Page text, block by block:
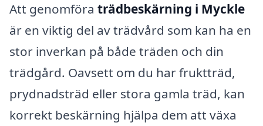
Att genomföra trädbeskärning i Myckle
är en viktig del av trädvård som kan ha en
stor inverkan på både träden och din
trädgård. Oavsett om du har fruktträd,
prydnadsträd eller stora gamla träd, kan
korrekt beskärning hjälpa dem att växa